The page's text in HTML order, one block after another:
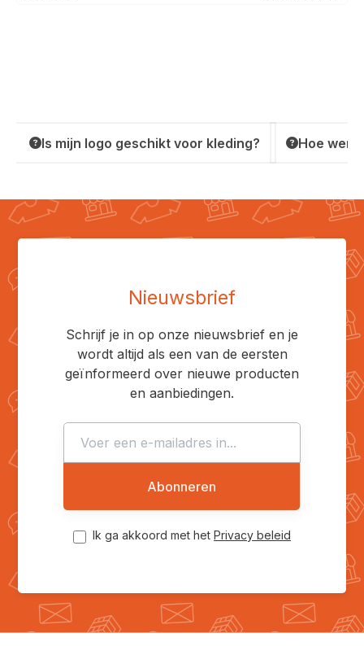
Is mijn logo geschikt voor kleding? Hoe
Nieuwsbrief
Schrijf je in op onze nieuwsbrief en je
wordt altijd als een van de eersten
geïnformeerd over nieuwe producten
en aanbiedingen.
Abonneren
Ik ga akkoord met het Privacy beleid